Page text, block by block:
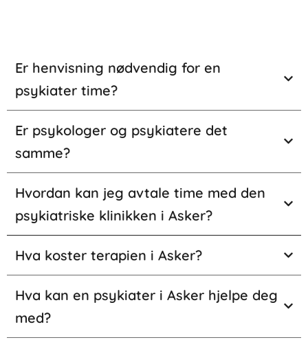
Er henvisning nødvendig for en
psykiater time?
Er psykologer og psykiatere det
samme?
Hvordan kan jeg avtale time med den
psykiatriske klinikken i Asker?
Hva koster terapien i Asker?
Hva kan en psykiater i Asker hjelpe deg
med?